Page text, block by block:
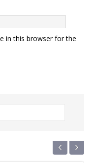
in this browser for the
‹ ›